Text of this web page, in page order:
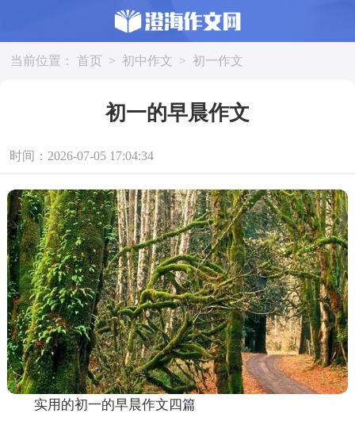
当前位置： 首页 > 初中作文 > 初一作文
初一的早晨作文
时间：2026-07-05 17:04:34
实用的初一的早晨作文四篇